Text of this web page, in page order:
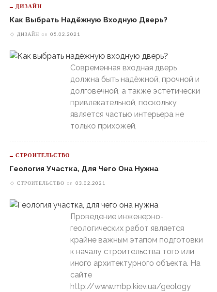
ДИЗАЙН
Как Выбрать Надёжную Входную Дверь?
ДИЗАЙН on 05.02.2021
Современная входная дверь
должна быть надёжной, прочной и
долговечной, а также эстетически
привлекательной, поскольку
является частью интерьера не
только прихожей,
СТРОИТЕЛЬСТВО
Геология Участка, Для Чего Она Нужна
СТРОИТЕЛЬСТВО on 03.02.2021
Проведение инженерно-
геологических работ является
крайне важным этапом подготовки
к началу строительства того или
иного архитектурного объекта. На
сайте
http://www.mbp.kiev.ua/geology